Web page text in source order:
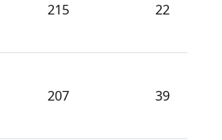
215 22
207 39